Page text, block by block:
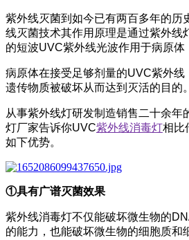
紫外线灭菌到如今已有两百多年的历
线灭菌技术其作用原理是通过紫外线
的短波UVC紫外线光波作用于病原体
病原体在接受足够剂量的UVC紫外
遗传物质被破坏从而达到灭活的目的。
从事紫外线灯研发制造销售二十余年
灯厂家告诉你UVC紫外线消毒灯相比
如下优势。
①具有广谱灭菌效果
紫外线消毒灯不仅能破坏微生物的
的能力，也能破坏微生物的细胞质和